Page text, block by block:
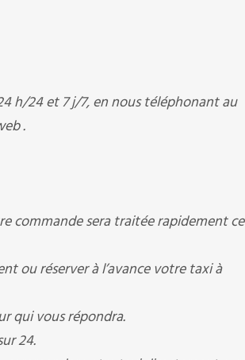
h/24 et 7 j/7, en nous téléphonant au
.
commande sera traitée rapidement ce
ou réserver à l’avance votre taxi à
qui vous répondra.
24.